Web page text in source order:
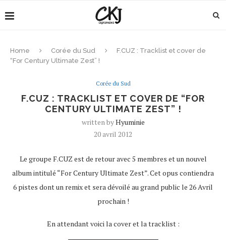
Home Corée du Sud
F.CUZ : Tracklist et cover de
“For Century Ultimate Zest” !
Corée du Sud
F.CUZ : TRACKLIST ET COVER DE “FOR
CENTURY ULTIMATE ZEST” !
written byHyuminie
20 avril 2012
Le groupe F.CUZ est de retour avec 5 membres et un nouvel
album intitulé “For Century Ultimate Zest”. Cet opus contiendra
6 pistes dont un remix et sera dévoilé au grand public le 26 Avril
prochain !
En attendant voici la cover et la tracklist :